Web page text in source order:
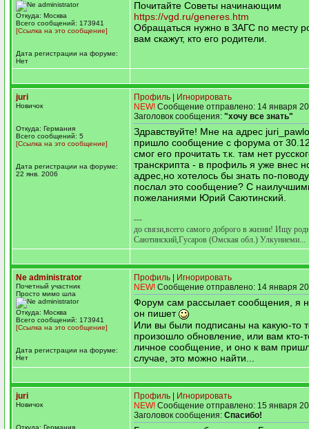
Откуда: Москва
Всего сообщений: 173941
[Ссылка на это сообщение]
Дата регистрации на форуме:
Нет
Почитайте Советы начинающим
https://vgd.ru/generes.htm
Обращаться нужно в ЗАГС по месту
вам скажут, кто его родители.
juri
Новичок
Откуда: Германия
Всего сообщений: 5
[Ссылка на это сообщение]
Дата регистрации на форуме:
22 янв. 2006
Профиль
Игнорировать
NEW! Сообщение отправлено: 14 января
Заголовок сообщения: "хочу все знать"
Здравствуйте! Мне на адрес
пришло сообщение с форума от
смог его прочитать т.к. там нет
транскрипта - в профиль я уже внес
адрес,но хотелось бы знать по-
послал это сообщение? С
пожеланиями Юрий Саютинский.
---
до связи,всего самого доброго в жизни! Ищу
Саютинский,Гусаров (Омская обл.) Улкуниеми...
Ne administrator
Почетный участник
Просто мимо шла
Откуда: Москва
Всего сообщений: 173941
[Ссылка на это сообщение]
Дата регистрации на форуме:
Нет
Профиль
Игнорировать
NEW! Сообщение отправлено: 14 января
Форум сам рассылает сообщения, я
он пишет
Или вы были подписаны на какую-то
произошло обновление, или вам кто-
личное сообщение, и оно к вам
случае, это можно найти...
juri
Новичок
Откуда: Германия
Профиль
Игнорировать
NEW! Сообщение отправлено: 15 января
Заголовок сообщения: Спасибо!